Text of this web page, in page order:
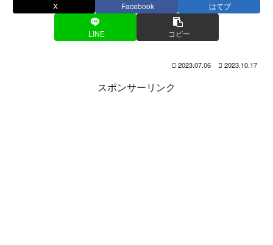
X Facebook はてブ
LINE コピー
2023.07.06 2023.10.17
スポンサーリンク